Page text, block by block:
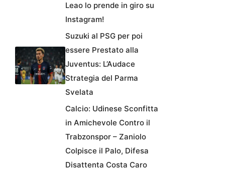
Leao lo prende in giro su
Instagram!
Suzuki al PSG per poi
essere Prestato alla
Juventus: L’Audace
Strategia del Parma
Svelata
Calcio: Udinese Sconfitta
in Amichevole Contro il
Trabzonspor – Zaniolo
Colpisce il Palo, Difesa
Disattenta Costa Caro